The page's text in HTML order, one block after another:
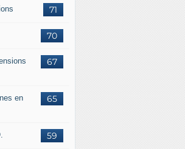
71
70
67
65
en
59